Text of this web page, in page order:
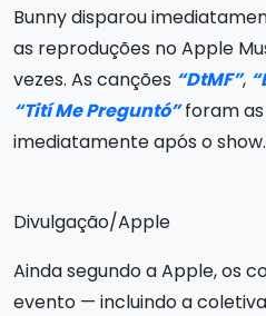
Bunny disparou
as reproduções no Apple
vezes. As canções “DtMF”,
“Tití Me Preguntó”foram as
imediatamente após o show.
Divulgação/Apple
Ainda segundo a Apple, os
evento — incluindo a